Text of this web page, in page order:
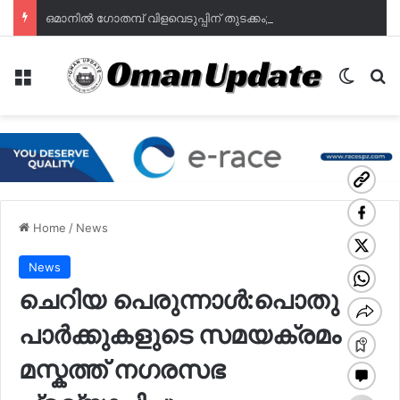
Menu
Home / News
News
ചെറിയ പെരുന്നാൾ:പൊതു
പാർക്കുകളുടെ സമയക്രമം
മസ്കത്ത് നഗരസഭ